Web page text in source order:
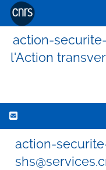
action-
l'Action
action-